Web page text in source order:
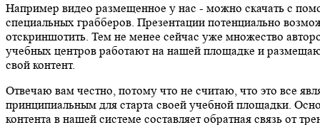
Например видео размещенное у нас - можно скачать с
специальных грабберов. Презентации потенциально
отскриншотить. Тем не менее сейчас уже множество
учебных центров работают на нашей площадке и
свой контент.
Отвечаю вам честно, потому что не считаю, что это все
принципиальным для старта своей учебной площадки.
контента в нашей системе составляет обратная связь от